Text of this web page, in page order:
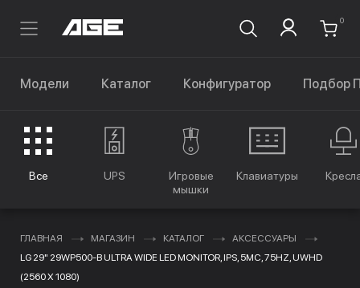
0
Модели Каталог Конфигуратор Подбор
Все UPS
Игровые
мышки
Клавиатуры
ГЛАВНАЯ МАГАЗИН КАТАЛОГ
АКСЕССУАРЫ
LG 29" 29WP500-B ULTRA WIDE LED MONITOR, IPS, 5MC, 75HZ, UWHD
(2560 X 1080)